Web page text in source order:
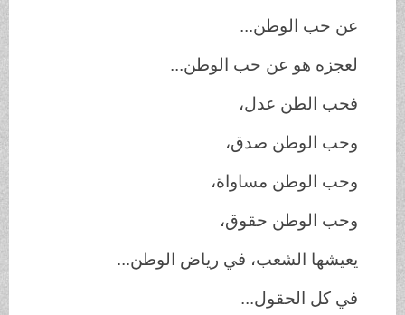
عن حب الوطن...
لعجزه هو عن حب الوطن...
فحب الطن عدل،
وحب الوطن صدق،
وحب الوطن مساواة،
وحب الوطن حقوق،
يعيشها الشعب، في رياض الوطن...
في كل الحقول...